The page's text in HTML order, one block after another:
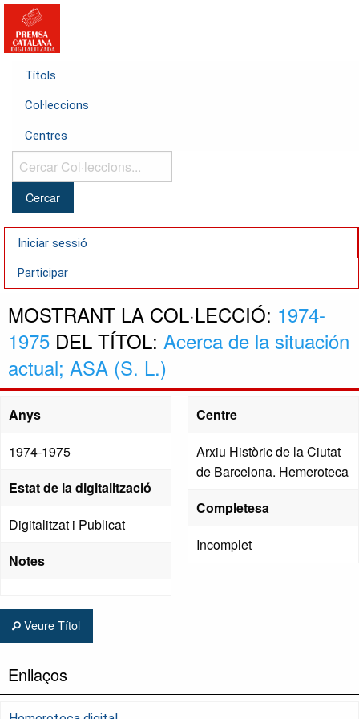
Títols
Col·leccions
Centres
Cercar
Col·leccions...
Iniciar sessió
Participar
MOSTRANT LA COL·LECCIÓ: 1974-
1975 DEL TÍTOL: Acerca de la situación
actual; ASA (S. L.)
Anys
1974-1975
Estat de la digitalització
Digitalitzat i Publicat
Notes
Centre
Arxiu Històric de la Ciutat
de Barcelona. Hemeroteca
Completesa
Incomplet
Veure Títol
Enllaços